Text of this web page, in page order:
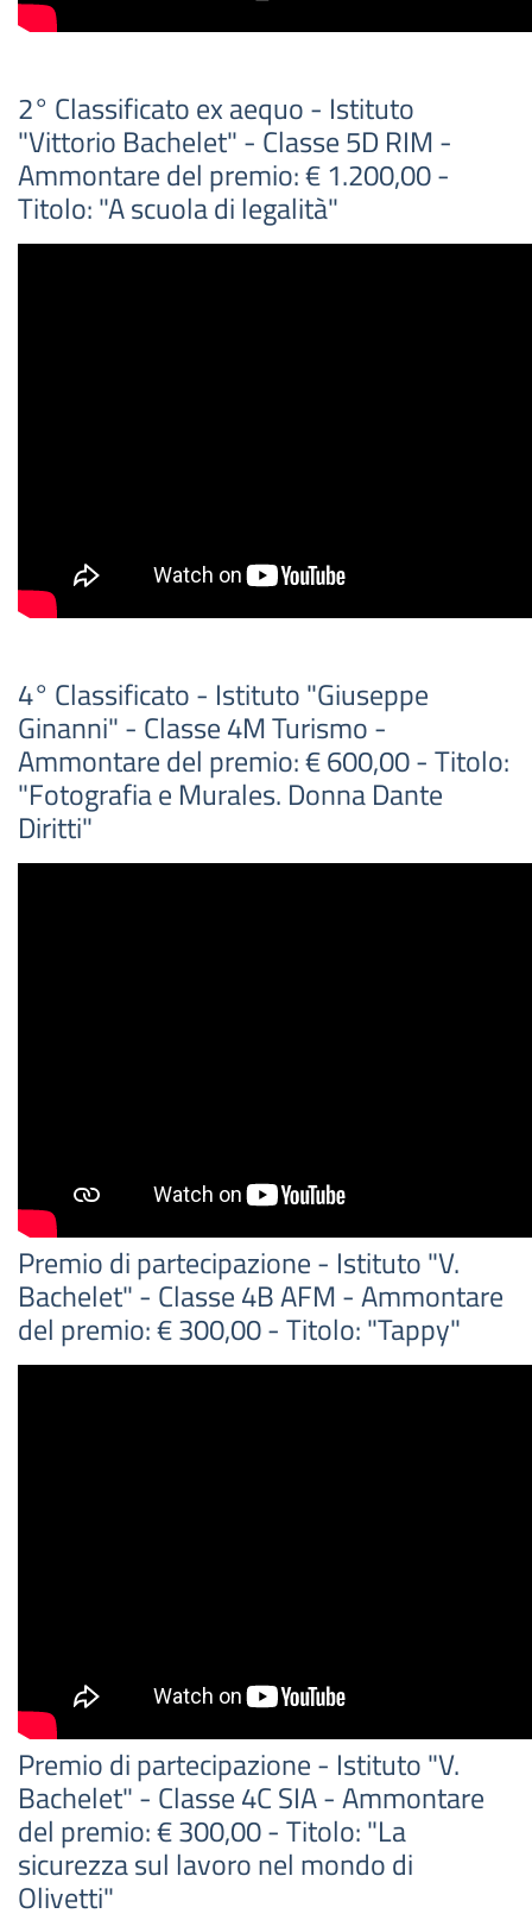
2° Classificato ex aequo - Istituto
"Vittorio Bachelet" - Classe 5D RIM -
Ammontare del premio: € 1.200,00 -
Titolo: "A scuola di legalità"
4° Classificato - Istituto "Giuseppe
Ginanni" - Classe 4M Turismo -
Ammontare del premio: € 600,00 - Titolo:
"Fotografia e Murales. Donna Dante
Diritti"
Premio di partecipazione - Istituto "V.
Bachelet" - Classe 4B AFM - Ammontare
del premio: € 300,00 - Titolo: "Tappy"
Premio di partecipazione - Istituto "V.
Bachelet" - Classe 4C SIA - Ammontare
del premio: € 300,00 - Titolo: "La
sicurezza sul lavoro nel mondo di
Olivetti"